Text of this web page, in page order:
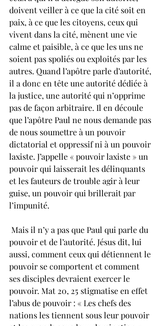
doivent veiller à ce que la cité soit en
paix, à ce que les citoyens, ceux qui
vivent dans la cité, mènent une vie
calme et paisible, à ce que les uns ne
soient pas spoliés ou exploités par les
autres. Quand l’apôtre parle d’autorité,
il a donc en tête une autorité dédiée à
la justice, une autorité qui n’opprime
pas de façon arbitraire. Il en découle
que l’apôtre Paul ne nous demande pas
de nous soumettre à un pouvoir
dictatorial et oppressif ni à un pouvoir
laxiste. J’appelle « pouvoir laxiste » un
pouvoir qui laisserait les délinquants
et les fauteurs de trouble agir à leur
guise, un pouvoir qui brillerait par
l’impunité.
Mais il n’y a pas que Paul qui parle du
pouvoir et de l’autorité. Jésus dit, lui
aussi, comment ceux qui détiennent le
pouvoir se comportent et comment
ses disciples devraient exercer le
pouvoir. Mat 20, 25 stigmatise en effet
l’abus de pouvoir : « Les chefs des
nations les tiennent sous leur pouvoir